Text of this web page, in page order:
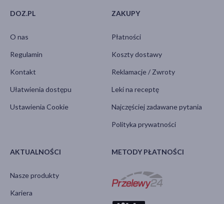
DOZ.PL
O nas
Regulamin
Kontakt
Ułatwienia dostępu
Ustawienia Cookie
ZAKUPY
Płatności
Koszty dostawy
Reklamacje / Zwroty
Leki na receptę
Najczęściej zadawane pytania
Polityka prywatności
AKTUALNOŚCI
Nasze produkty
Kariera
METODY PŁATNOŚCI